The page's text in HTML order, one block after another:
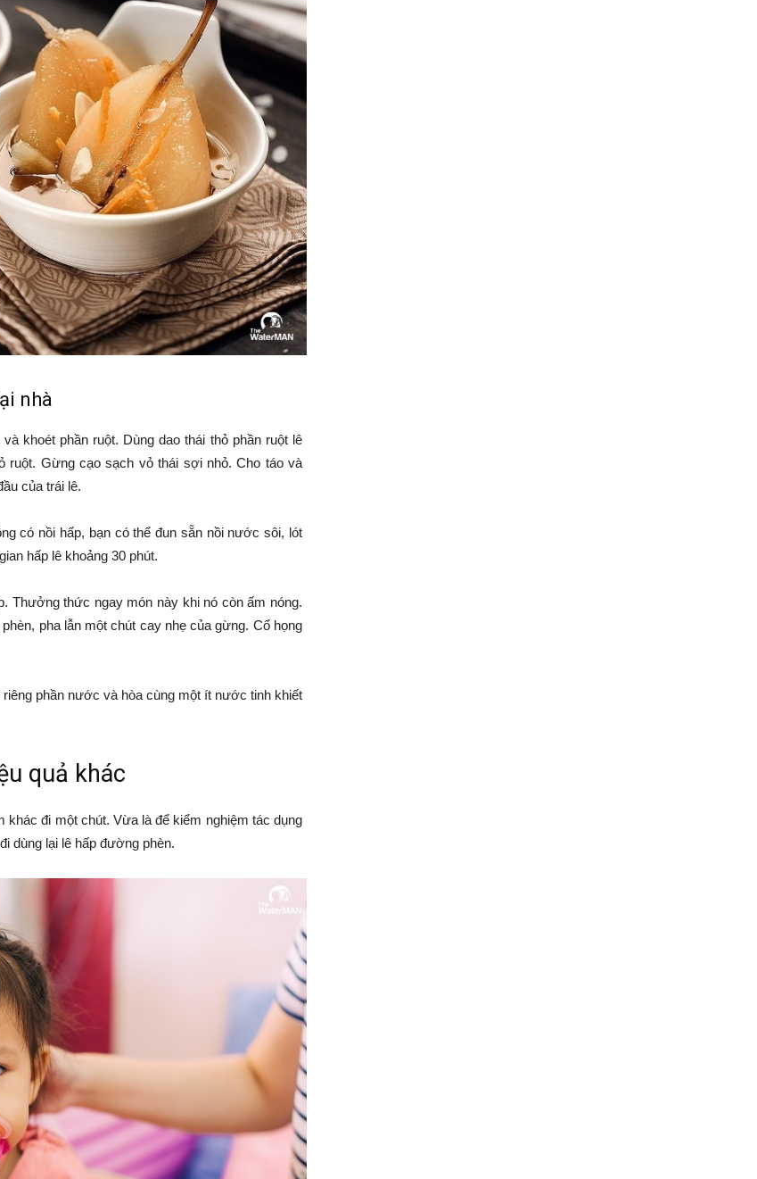
nhà
khoét phần ruột. Dùng dao thái thỏ phần ruột lê
ruột. Gừng cạo sạch vỏ thái sợi nhỏ. Cho táo và
của trái lê.
có nồi hấp, bạn có thể đun sẵn nồi nước sôi, lót
hấp lê khoảng 30 phút.
Thưởng thức ngay món này khi nó còn ấm nóng.
pha lẫn một chút cay nhẹ của gừng. Cổ họng
phần nước và hòa cùng một ít nước tinh khiết
quả khác
khác đi một chút. Vừa là để kiểm nghiệm tác dụng
dùng lại lê hấp đường phèn.